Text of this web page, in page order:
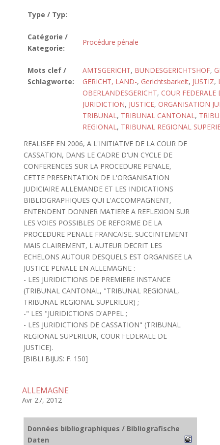
Type / Typ:
Catégorie /
Kategorie:
Procédure pénale
Mots clef /
Schlagworte:
AMTSGERICHT, BUNDESGERICHTSHOF,
GERICHT, LAND-, Gerichtsbarkeit, JUSTIZ,
OBERLANDESGERICHT, COUR FEDERALE
JURIDICTION, JUSTICE, ORGANISATION
TRIBUNAL, TRIBUNAL CANTONAL,
REGIONAL, TRIBUNAL REGIONAL
REALISEE EN 2006, A L'INITIATIVE DE LA COUR DE
CASSATION, DANS LE CADRE D'UN CYCLE DE
CONFERENCES SUR LA PROCEDURE PENALE,
CETTE PRESENTATION DE L'ORGANISATION
JUDICIAIRE ALLEMANDE ET LES INDICATIONS
BIBLIOGRAPHIQUES QUI L'ACCOMPAGNENT,
ENTENDENT DONNER MATIERE A REFLEXION SUR
LES VOIES POSSIBLES DE REFORME DE LA
PROCEDURE PENALE FRANCAISE. SUCCINTEMENT
MAIS CLAIREMENT, L'AUTEUR DECRIT LES
ECHELONS AUTOUR DESQUELS EST ORGANISEE LA
JUSTICE PENALE EN ALLEMAGNE :
- LES JURIDICTIONS DE PREMIERE INSTANCE
(TRIBUNAL CANTONAL, "TRIBUNAL REGIONAL,
TRIBUNAL REGIONAL SUPERIEUR) ;
-" LES "JURIDICTIONS D'APPEL ;
- LES JURIDICTIONS DE CASSATION" (TRIBUNAL
REGIONAL SUPERIEUR, COUR FEDERALE DE
JUSTICE).
[BIBLI BIJUS: F. 150]
ALLEMAGNE
Avr 27, 2012
Données bibliographiques / Bibliografische
Daten